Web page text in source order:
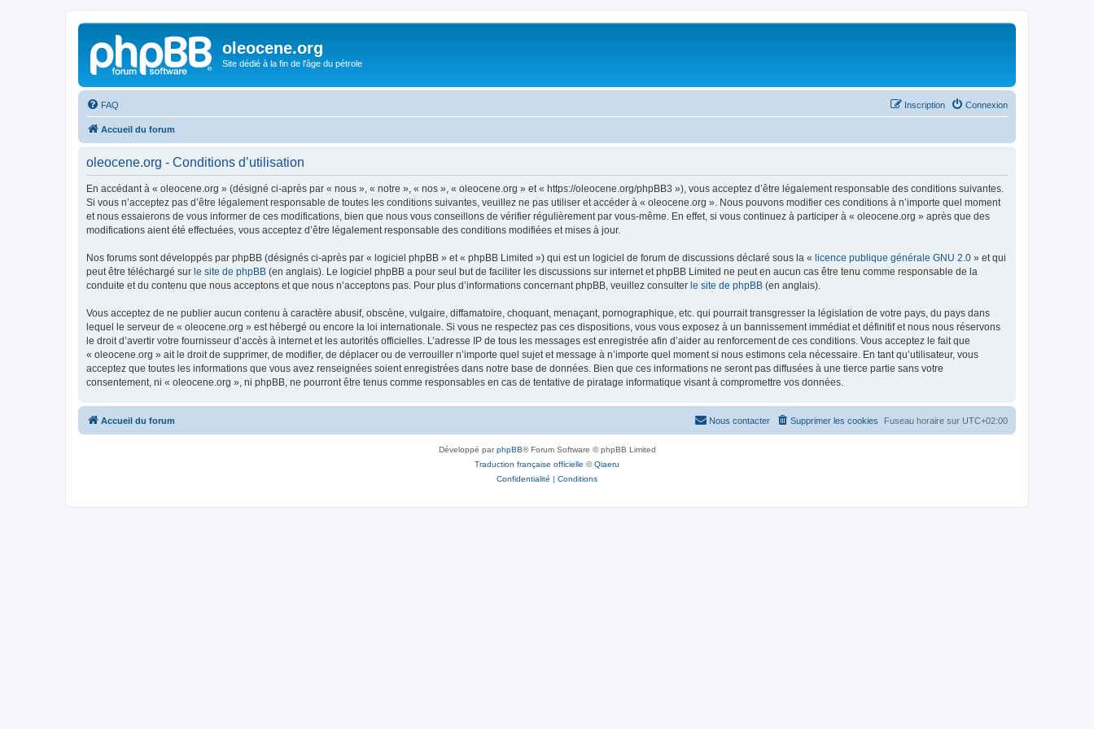
oleocene.org
Site dédié à la fin de l'âge du pétrole
FAQ Connexion
Inscription
Accueil du forum
oleocene.org - Conditions d’utilisation
En accédant à « oleocene.org » (désigné ci-après par « nous », « notre », « nos », « oleocene.org » et « https://oleocene.org/phpBB3 »), vous acceptez d’être légalement responsable des conditions suivantes.
Si vous n’acceptez pas d’être légalement responsable de toutes les conditions suivantes, veuillez ne pas utiliser et accéder à « oleocene.org ». Nous pouvons modifier ces conditions à n’importe quel moment
et nous essaierons de vous informer de ces modifications, bien que nous vous conseillons de vérifier régulièrement par vous-même. En effet, si vous continuez à participer à « oleocene.org » après que des
modifications aient été effectuées, vous acceptez d’être légalement responsable des conditions modifiées et mises à jour.
Nos forums sont développés par phpBB (désignés ci-après par « logiciel phpBB » et « phpBB Limited ») qui est un logiciel de forum de discussions déclaré sous la « licence publique générale GNU 2.0 » et qui
peut être téléchargé sur le site de phpBB (en anglais). Le logiciel phpBB a pour seul but de faciliter les discussions sur internet et phpBB Limited ne peut en aucun cas être tenu comme responsable de la
conduite et du contenu que nous acceptons et que nous n’acceptons pas. Pour plus d’informations concernant phpBB, veuillez consulter le site de phpBB (en anglais).
Vous acceptez de ne publier aucun contenu à caractère abusif, obscène, vulgaire, diffamatoire, choquant, menaçant, pornographique, etc. qui pourrait transgresser la législation de votre pays, du pays dans
lequel le serveur de « oleocene.org » est hébergé ou encore la loi internationale. Si vous ne respectez pas ces dispositions, vous vous exposez à un bannissement immédiat et définitif et nous nous réservons
le droit d’avertir votre fournisseur d’accès à internet et les autorités officielles. L’adresse IP de tous les messages est enregistrée afin d’aider au renforcement de ces conditions. Vous acceptez le fait que
« oleocene.org » ait le droit de supprimer, de modifier, de déplacer ou de verrouiller n’importe quel sujet et message à n’importe quel moment si nous estimons cela nécessaire. En tant qu’utilisateur, vous
acceptez que toutes les informations que vous avez renseignées soient enregistrées dans notre base de données. Bien que ces informations ne seront pas diffusées à une tierce partie sans votre
consentement, ni « oleocene.org », ni phpBB, ne pourront être tenus comme responsables en cas de tentative de piratage informatique visant à compromettre vos données.
Accueil du forum Fuseau horaire sur UTC+02:00
Supprimer les cookies
Nous contacter
Développé parphpBB® Forum Software © phpBB Limited
Traduction française officielle ©Qiaeru
Confidentialité | Conditions